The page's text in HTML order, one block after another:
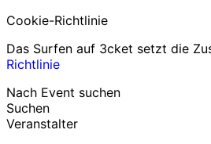
Cookie-Richtlinie
Das Surfen auf 3cket setzt die
Richtlinie
Nach Event suchen
Suchen
Veranstalter